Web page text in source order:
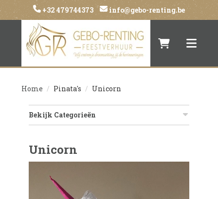
+32 479744373 info@gebo-renting.be
Naar Toggle
Home Pinata's Unicorn
Bekijk Categorieën
Unicorn